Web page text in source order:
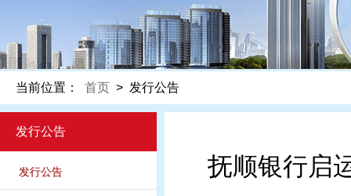
当前位置： 首页 > 发行公告
发行公告
发行公告 抚顺银行启